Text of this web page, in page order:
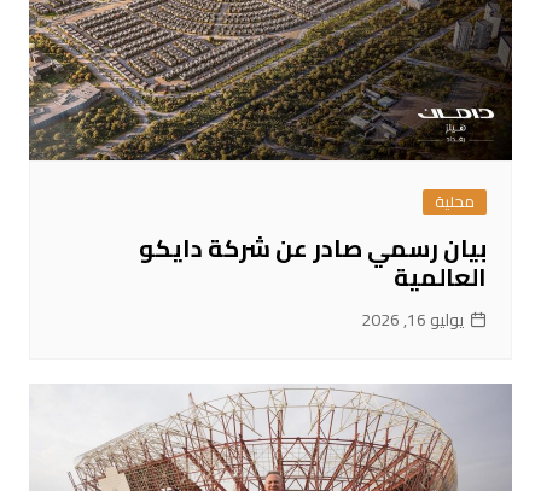
محلية
بيان رسمي صادر عن شركة دايكو
العالمية
يوليو 16, 2026